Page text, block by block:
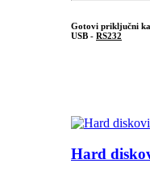
Gotovi priključni
USB - RS232
Hard